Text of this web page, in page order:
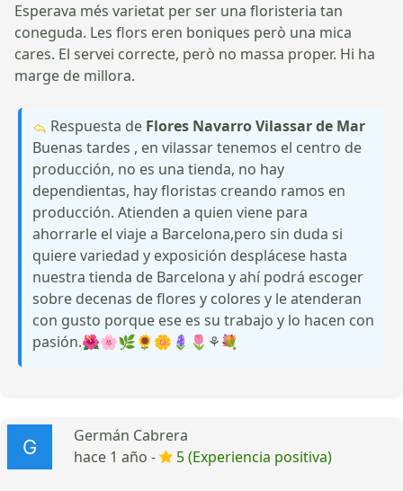
Esperava més varietat per ser una floristeria tan
coneguda. Les flors eren boniques però una mica
cares. El servei correcte, però no massa proper. Hi ha
marge de millora.
Respuesta de Flores Navarro Vilassar de Mar
Buenas tardes , en vilassar tenemos el centro de
producción, no es una tienda, no hay
dependientas, hay floristas creando ramos en
producción. Atienden a quien viene para
ahorrarle el viaje a Barcelona,pero sin duda si
quiere variedad y exposición desplácese hasta
nuestra tienda de Barcelona y ahí podrá escoger
sobre decenas de flores y colores y le atenderan
con gusto porque ese es su trabajo y lo hacen con
pasión.🌺🌸🌿🌻🌼🪻🌷⚘️💐
Germán Cabrera
hace 1 año -
5 (Experiencia positiva)